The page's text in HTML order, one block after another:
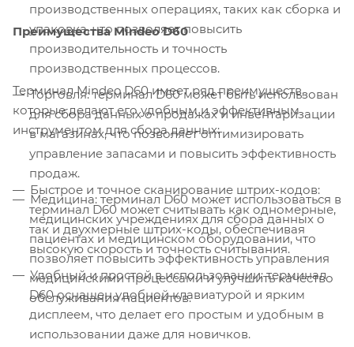
производственных операциях, таких как сборка и
упаковка, что позволяет повысить
производительность и точность
производственных процессов.
Торговля: терминал D60 может быть использован
для сбора данных о продажах и инвентаризации
в магазинах, что позволяет оптимизировать
управление запасами и повысить эффективность
продаж.
Медицина: терминал D60 может использоваться в
медицинских учреждениях для сбора данных о
пациентах и медицинском оборудовании, что
позволяет повысить эффективность управления
медицинскими процессами и улучшить качество
обслуживания пациентов.
Преимущества MindeoD60
Терминал Mindeo D60 имеет ряд преимуществ,
которые делают его удобным и эффективным
инструментом для сбора данных:
Быстрое и точное сканирование штрих-кодов:
терминал D60 может считывать как одномерные,
так и двухмерные штрих-коды, обеспечивая
высокую скорость и точность считывания.
Удобный и простой в использовании: терминал
D60 оснащен удобной клавиатурой и ярким
дисплеем, что делает его простым и удобным в
использовании даже для новичков.